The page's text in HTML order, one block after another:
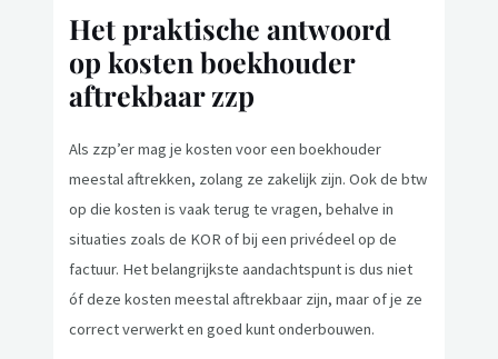
Het praktische antwoord
op kosten boekhouder
aftrekbaar zzp
Als zzp’er mag je kosten voor een boekhouder
meestal aftrekken, zolang ze zakelijk zijn. Ook de btw
op die kosten is vaak terug te vragen, behalve in
situaties zoals de KOR of bij een privédeel op de
factuur. Het belangrijkste aandachtspunt is dus niet
óf deze kosten meestal aftrekbaar zijn, maar of je ze
correct verwerkt en goed kunt onderbouwen.